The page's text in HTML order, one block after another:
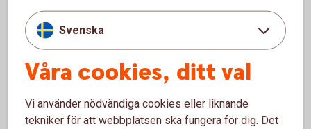
Tjänstegruppliv och individuell livförsäkring –
Vid dödsfall av den försäkrade
För att se detta innehåll behöver du först
godkänna cookies för Funktioner, prestanda
Svenska
Våra cookies, ditt val
Vi använder nödvändiga cookies eller liknande
tekniker för att webbplatsen ska fungera för dig. Det